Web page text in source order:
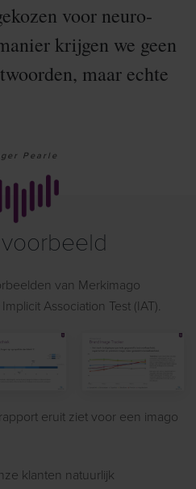
voor neuro-
krijgen we geen
maar echte
Pearle
van Merkimago
Association Test (IAT).
View
eruit ziet voor een imago
klanten natuurlijk